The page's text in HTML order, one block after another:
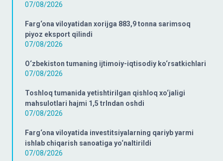
07/08/2026
Farg‘ona viloyatidan xorijga 883,9 tonna sarimsoq
piyoz eksport qilindi
07/08/2026
O‘zbekiston tumaning ijtimoiy-iqtisodiy ko‘rsatkichlari
07/08/2026
Toshloq tumanida yetishtirilgan qishloq xo‘jaligi
mahsulotlari hajmi 1,5 trlndan oshdi
07/08/2026
Farg‘ona viloyatida investitsiyalarning qariyb yarmi
ishlab chiqarish sanoatiga yo‘naltirildi
07/08/2026